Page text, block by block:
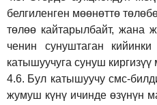
белгиленген мөөнөттө
төлөө кайтарылбайт, жана
ченин сунуштаган
катышуучуга сунуш киргизүү
4.6. Бул катышуучу смс-
жумуш күнү ичинде өзүнүн